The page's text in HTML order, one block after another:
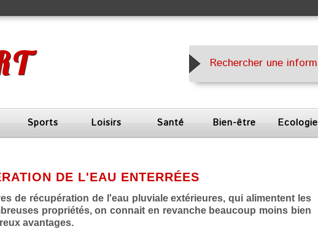
Sports Loisirs Santé Bien-être Ecologie
DE L'EAU ENTERRÉES
de récupération de l'eau pluviale extérieures, qui alimentent les
propriétés, on connait en revanche beaucoup moins bien
avantages.